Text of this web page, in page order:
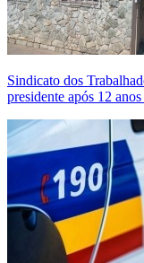
Sindicato dos
presidente após 12